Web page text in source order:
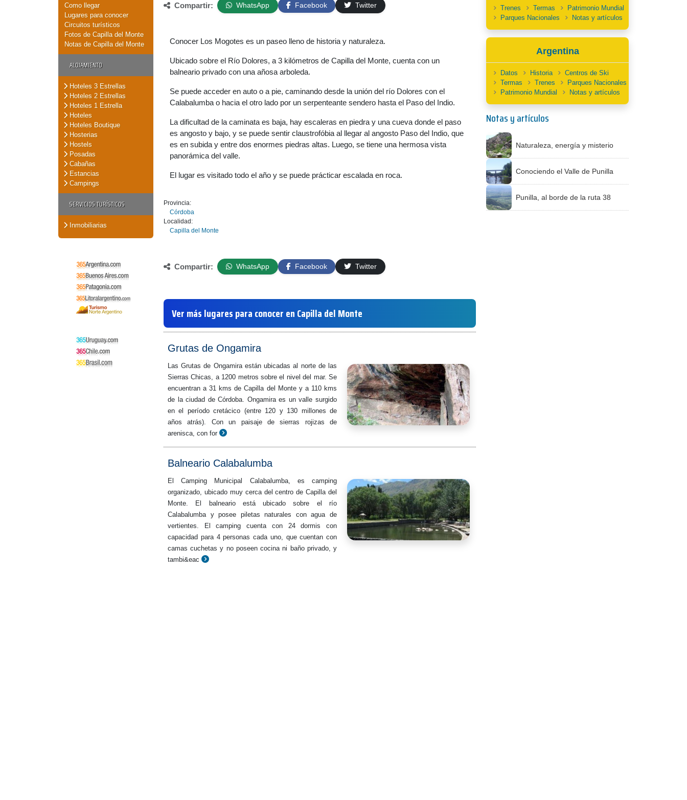
Como llegar
Lugares para conocer
Circuitos turísticos
Fotos de Capilla del Monte
Notas de Capilla del Monte
ALOJAMIENTO
Hoteles 3 Estrellas
Hoteles 2 Estrellas
Hoteles 1 Estrella
Hoteles
Hoteles Boutique
Hosterias
Hostels
Posadas
Cabañas
Estancias
Campings
SERVICIOS TURÍSTICOS
Inmobiliarias
Compartir: WhatsApp Facebook Twitter
Conocer Los Mogotes es un paseo lleno de historia y naturaleza.
Ubicado sobre el Río Dolores, a 3 kilómetros de Capilla del Monte, cuenta con un
balneario privado con una añosa arboleda.
Se puede acceder en auto o a pie, caminando desde la unión del río Dolores con el
Calabalumba o hacia el otro lado por un serpenteante sendero hasta el Paso del Indio.
La dificultad de la caminata es baja, hay escaleras en piedra y una cueva donde el paso
es angosto y bajo, y se puede sentir claustrofóbia al llegar al angosto Paso del Indio, que
es en subida y entre dos enormes piedras altas. Luego, se tiene una hermosa vista
panorámica del valle.
El lugar es visitado todo el año y se puede prácticar escalada en roca.
Provincia:
Córdoba
Localidad:
Capilla del Monte
Compartir: WhatsApp Facebook Twitter
Ver más lugares para conocer en Capilla del Monte
Grutas de Ongamira
Las Grutas de Ongamira están ubicadas al norte de las
Sierras Chicas, a 1200 metros sobre el nivel del mar. Se
encuentran a 31 kms de Capilla del Monte y a 110 kms
de la ciudad de Córdoba. Ongamira es un valle surgido
en el período cretácico (entre 120 y 130 millones de
años atrás). Con un paisaje de sierras rojizas de
arenisca, con for
Balneario Calabalumba
El Camping Municipal Calabalumba, es camping
organizado, ubicado muy cerca del centro de Capilla del
Monte. El balneario está ubicado sobre el río
Calabalumba y posee piletas naturales con agua de
vertientes. El camping cuenta con 24 dormis con
capacidad para 4 personas cada uno, que cuentan con
camas cuchetas y no poseen cocina ni baño privado, y
tambi&eac
Trenes Termas
Patrimonio Mundial
Parques Nacionales
Notas y artículos
Argentina
Datos Historia
Centros de Ski
Termas
Trenes
Parques Nacionales
Patrimonio Mundial
Notas y artículos
Notas y artículos
Naturaleza, energía y misterio
Conociendo el Valle de Punilla
Punilla, al borde de la ruta 38